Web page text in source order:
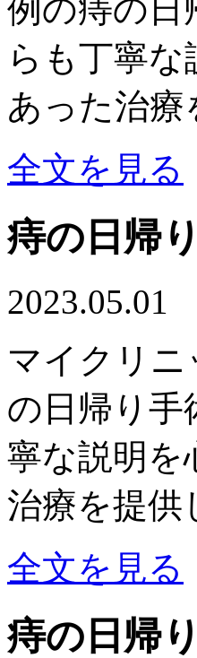
例の痔の日
らも丁寧
あった治
全文を見る
痔の日帰
2023.05.01
マイクリニ
の日帰り手
寧な説明を
治療を提供
全文を見る
痔の日帰